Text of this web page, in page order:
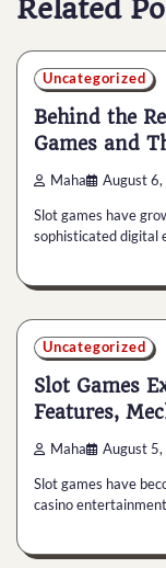
Related
Uncategorized
Behind the
Games and
Maha August
Slot games have
sophisticated digital
Uncategorized
Slot Games
Features,
Maha August
Slot games have
casino